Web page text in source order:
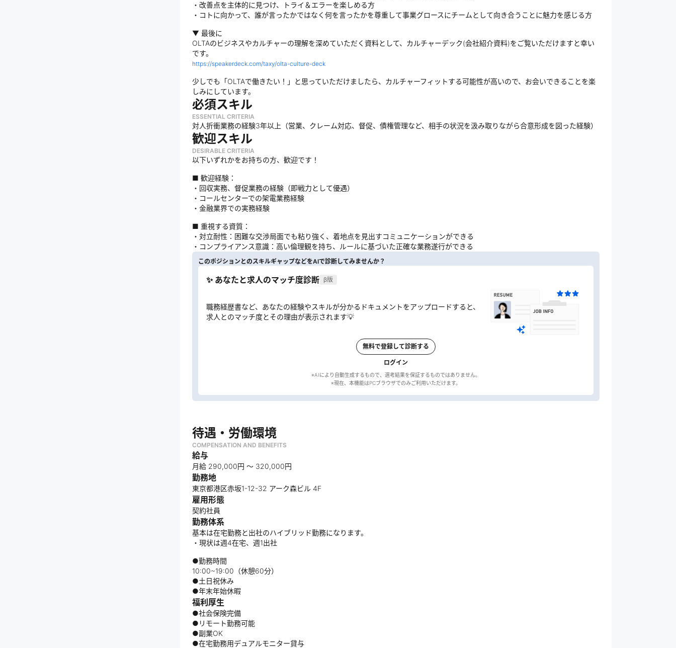
・改善点を主体的に見つけ、トライ＆エラーを楽しめる方
・コトに向かって、誰が言ったかではなく何を言ったかを尊重して事業グロースにチームとして向き合うことに魅力を感じる方
▼ 最後に
OLTAのビジネスやカルチャーの理解を深めていただく資料として、カルチャーデック(会社紹介資料)をご覧いただけますと幸い
です。
https://speakerdeck.com/taxy/olta-culture-deck
少しでも「OLTAで働きたい！」と思っていただけましたら、カルチャーフィットする可能性が高いので、お会いできることを楽
しみにしています。
必須スキル
ESSENTIAL CRITERIA
対人折衝業務の経験3年以上（営業、クレーム対応、督促、債権管理など、相手の状況を汲み取りながら合意形成を図った経験）
歓迎スキル
DESIRABLE CRITERIA
以下いずれかをお持ちの方、歓迎です！
■ 歓迎経験：
・回収実務、督促業務の経験（即戦力として優遇）
・コールセンターでの架電業務経験
・金融業界での実務経験
■ 重視する資質：
・対立耐性：困難な交渉局面でも粘り強く、着地点を見出すコミュニケーションができる
・コンプライアンス意識：高い倫理観を持ち、ルールに基づいた正確な業務遂行ができる
このポジションとのスキルギャップなどをAIで診断してみませんか？
✨ あなたと求人のマッチ度診断 β版
職務経歴書など、あなたの経験やスキルが分かるドキュメントをアップロードすると、
求人とのマッチ度とその理由が表示されます💡
無料で登録して診断する
ログイン
※AIにより自動生成するもので、選考結果を保証するものではありません。
待遇・労働環境
COMPENSATION AND BENEFITS
給与
月給 290,000円 〜 320,000円
勤務地
東京都港区赤坂1-12-32 アーク森ビル 4F
雇用形態
契約社員
勤務体系
基本は在宅勤務と出社のハイブリッド勤務になります。
・現状は週4在宅、週1出社
●勤務時間
10:00~19:00（休憩60分）
●土日祝休み
●年末年始休暇
福利厚生
●社会保険完備
●リモート勤務可能
●副業OK
●在宅勤務用デュアルモニター貸与